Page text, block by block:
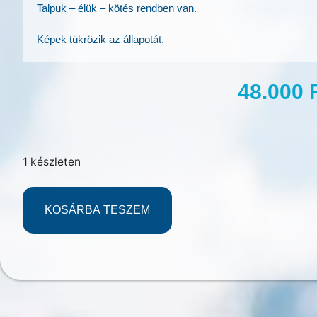
Talpuk – élük – kötés rendben van.
Képek tükrözik az állapotát.
48.000
1 készleten
KOSÁRBA TESZEM